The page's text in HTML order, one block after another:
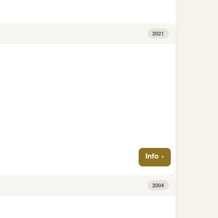
2021
Info
2004